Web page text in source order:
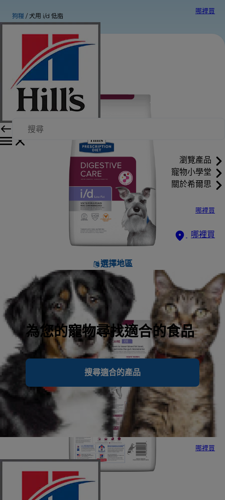
哪裡買
瀏覽產品
寵物小學堂
關於希爾思
哪裡買
哪裡買
選擇地區
為您的寵物尋找適合的食品
搜尋適合的產品
哪裡買
狗糧 犬用 i/d 低脂